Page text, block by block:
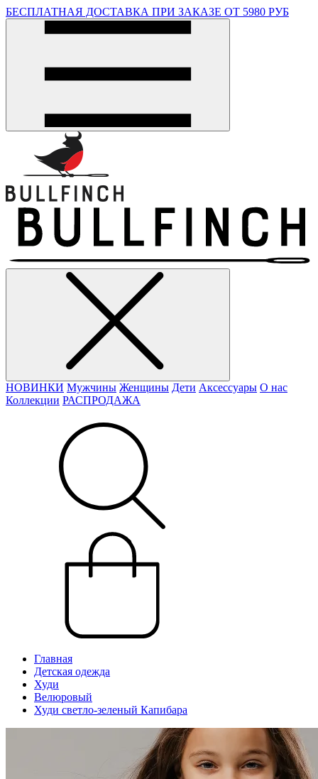
БЕСПЛАТНАЯ ДОСТАВКА ПРИ ЗАКАЗЕ ОТ 5980 РУБ
НОВИНКИ Мужчины Женщины Дети Аксессуары О нас
Коллекции РАСПРОДАЖА
Главная
Детская одежда
Худи
Велюровый
Худи светло-зеленый Капибара